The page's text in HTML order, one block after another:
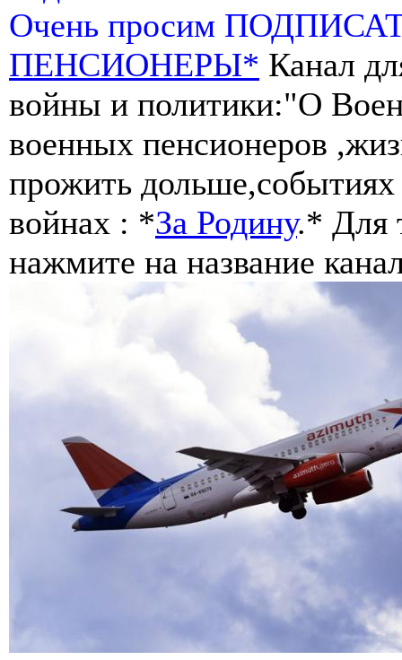
Очень просим
ПЕНСИОНЕРЫ* Канал
войны и политики:"О
военных пенсионеров
прожить
войнах : *За Родину.* Для
нажмите на название